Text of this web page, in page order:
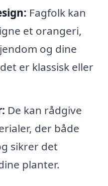
Fagfolk kan
et orangeri,
og dine
er klassisk eller
De kan rådgive
der både
sikrer det
planter.